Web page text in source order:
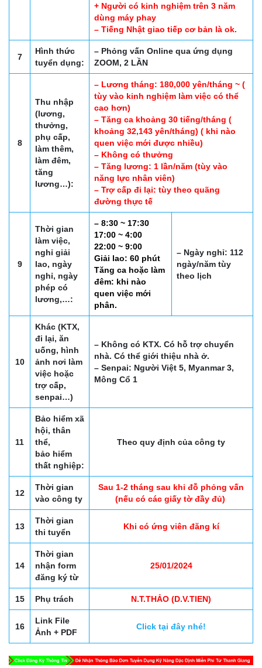
+ Người có kinh nghiệm trên 3 năm
dùng máy phay
– Tiếng Nhật giao tiếp cơ bản là ok.
7
Hình thức
tuyển dụng:
– Phỏng vấn Online qua ứng dụng
ZOOM, 2 LẦN
8
Thu nhập
(lương,
thưởng,
phụ cấp,
làm thêm,
làm đêm,
tăng
lương…):
– Lương tháng: 180,000 yên/tháng ~ (
tùy vào kinh nghiệm làm việc có thể
cao hơn)
– Tăng ca khoảng 30 tiếng/tháng (
khoảng 32,143 yên/tháng) ( khi nào
quen việc mới được nhiều)
– Không có thưởng
– Tăng lương: 1 lần/năm (tùy vào
năng lực nhân viên)
– Trợ cấp đi lại: tùy theo quãng
đường thực tế
9
Thời gian
làm việc,
nghỉ giải
lao, ngày
nghỉ, ngày
phép có
lương,…:
– 8:30 ~ 17:30
17:00 ~ 4:00
22:00 ~ 9:00
Giải lao: 60 phút
Tăng ca hoặc làm
đêm: khi nào
quen việc mới
phân.
– Ngày nghỉ: 112
ngày/năm tùy
theo lịch
10
Khác (KTX,
đi lại, ăn
uống, hình
ảnh nơi làm
việc hoặc
trợ cấp,
senpai…)
– Không có KTX. Có hỗ trợ chuyển
nhà. Có thể giới thiệu nhà ở.
– Senpai: Người Việt 5, Myanmar 3,
Mông Cổ 1
11
Bảo hiểm xã
hội, thân
thể,
bảo hiểm
thất nghiệp:
Theo quy định của công ty
12
Thời gian
vào công ty
Sau 1-2 tháng sau khi đỗ phỏng vấn
(nếu có các giấy tờ đầy đủ)
13
Thời gian
thi tuyển
Khi có ứng viên đăng kí
14
Thời gian
nhận form
đăng ký từ
25/01/2024
15 Phụ trách N.T.THẢO (D.V.TIEN)
16
Link File
Ảnh + PDF
Click tại đây nhé!